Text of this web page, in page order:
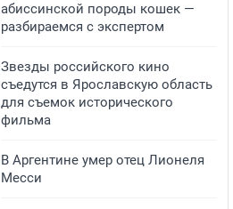
абиссинской породы кошек —
разбираемся с экспертом
Звезды российского кино
съедутся в Ярославскую область
для съемок исторического
фильма
В Аргентине умер отец Лионеля
Месси